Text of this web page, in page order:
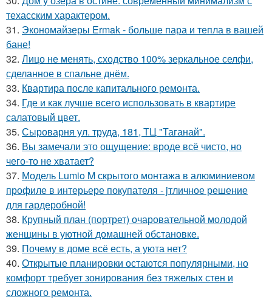
техасским характером.
31. Экономайзеры Ermak - больше пара и тепла в вашей
бане!
32. Лицо не менять, сходство 100% зеркальное селфи,
сделанное в спальне днём.
33. Квартира после капитального ремонта.
34. Где и как лучше всего использовать в квартире
салатовый цвет.
35. Сыроварня ул. труда, 181, ТЦ "Таганай".
36. Вы замечали это ощущение: вроде всё чисто, но
чего-то не хватает?
37. Модель Lumio M скрытого монтажа в алюминиевом
профиле в интерьере покупателя - jтличное решение
для гардеробной!
38. Крупный план (портрет) очаровательной молодой
женщины в уютной домашней обстановке.
39. Почему в доме всё есть, а уюта нет?
40. Открытые планировки остаются популярными, но
комфорт требует зонирования без тяжелых стен и
сложного ремонта.